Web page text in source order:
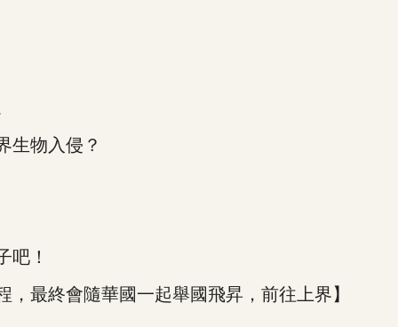
物入侵？
！
最終會隨華國一起舉國飛昇，前往上界】